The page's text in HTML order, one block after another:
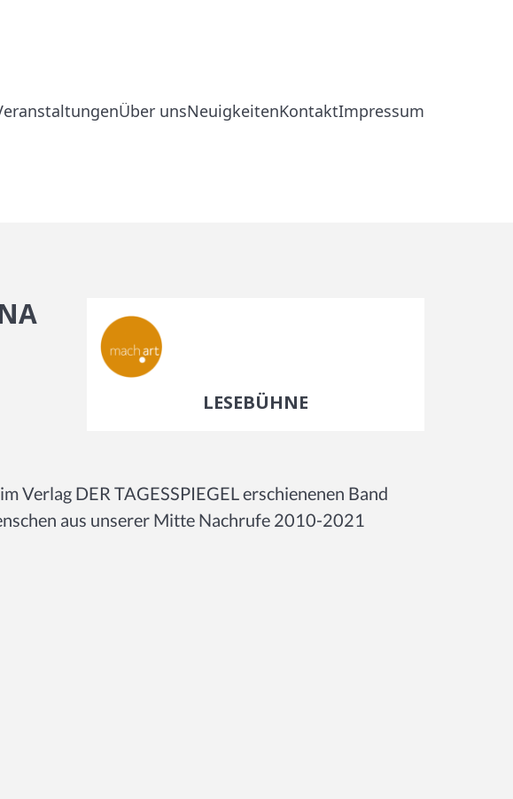
Über unsNeuigkeitenKontaktImpressum
LESEBÜHNE
Verlag DER TAGESSPIEGEL erschienenen Band
aus unserer Mitte Nachrufe 2010-2021